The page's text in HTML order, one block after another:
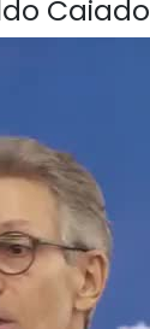
Caiado